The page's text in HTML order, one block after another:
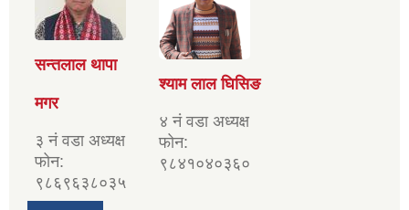
सन्तलाल थापा
मगर
३ नं वडा अध्यक्ष
फोन:
९८६९६३८०३५
श्याम लाल घिसिङ
४ नं वडा अध्यक्ष
फोन:
९८४१०४०३६०